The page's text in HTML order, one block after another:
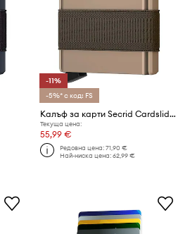
-11%
-5%* с код: FS
Калъф за карти Secrid Cardslide slide + MoneyBand Desert
Текуща цена:
55,99 €
Редовна цена:71,90 €
Най-ниска цена:62,99 €